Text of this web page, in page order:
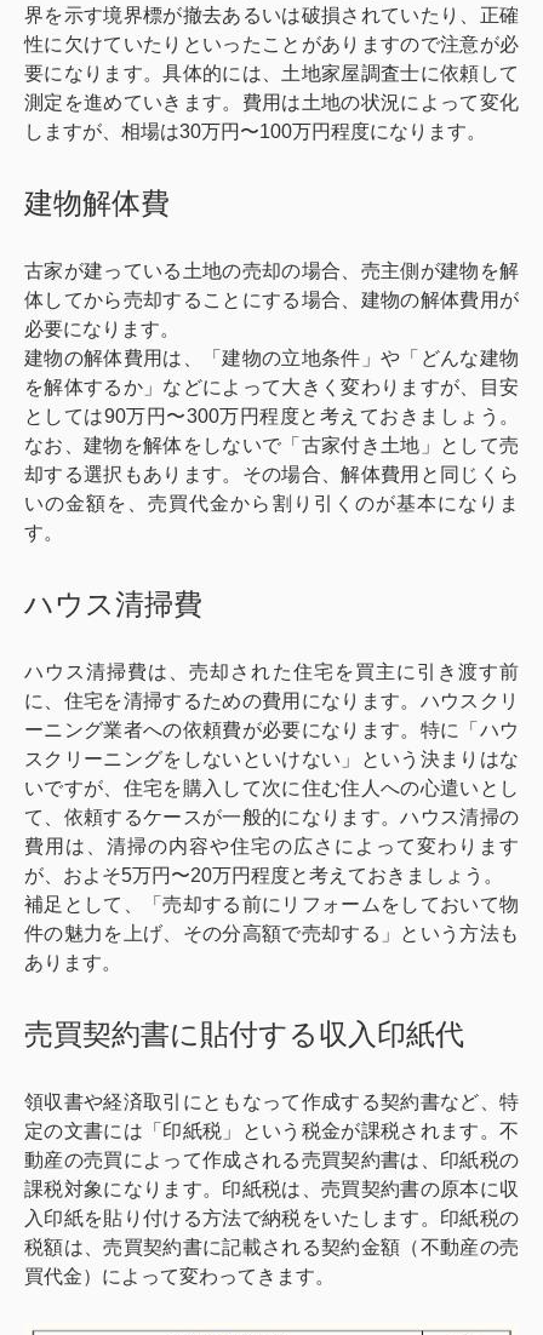
界を示す境界標が撤去あるいは破損されていたり、正確
性に欠けていたりといったことがありますので注意が必
要になります。具体的には、土地家屋調査士に依頼して
測定を進めていきます。費用は土地の状況によって変化
しますが、相場は30万円〜100万円程度になります。
建物解体費
古家が建っている土地の売却の場合、売主側が建物を解
体してから売却することにする場合、建物の解体費用が
必要になります。
建物の解体費用は、「建物の立地条件」や「どんな建物
を解体するか」などによって大きく変わりますが、目安
としては90万円〜300万円程度と考えておきましょう。
なお、建物を解体をしないで「古家付き土地」として売
却する選択もあります。その場合、解体費用と同じくら
いの金額を、売買代金から割り引くのが基本になりま
す。
ハウス清掃費
ハウス清掃費は、売却された住宅を買主に引き渡す前
に、住宅を清掃するための費用になります。ハウスクリ
ーニング業者への依頼費が必要になります。特に「ハウ
スクリーニングをしないといけない」という決まりはな
いですが、住宅を購入して次に住む住人への心遣いとし
て、依頼するケースが一般的になります。ハウス清掃の
費用は、清掃の内容や住宅の広さによって変わります
が、およそ5万円〜20万円程度と考えておきましょう。
補足として、「売却する前にリフォームをしておいて物
件の魅力を上げ、その分高額で売却する」という方法も
あります。
売買契約書に貼付する収入印紙代
領収書や経済取引にともなって作成する契約書など、特
定の文書には「印紙税」という税金が課税されます。不
動産の売買によって作成される売買契約書は、印紙税の
課税対象になります。印紙税は、売買契約書の原本に収
入印紙を貼り付ける方法で納税をいたします。印紙税の
税額は、売買契約書に記載される契約金額（不動産の売
買代金）によって変わってきます。